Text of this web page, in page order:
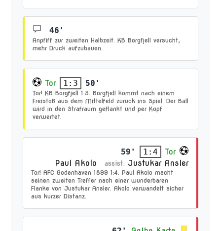
46'
Anpfiff zur zweiten Halbzeit. KB Borgfjell versucht,
mehr Druck aufzubauen.
Tor 1:3 50'
Tor! KB Borgfjell 1:3. Borgfjell kommt nach einem
Freistoß aus dem Mittelfeld zurück ins Spiel. Der Ball
wird in den Strafraum geflankt und per Kopf
verwertet.
59' 1:4
Tor
Paul Akolo
assist: Justukar Ansler
Tor! AFC Godenhaven 1899 1:4. Paul Akolo macht
seinen zweiten Treffer nach einer wunderbaren
Flanke von Justukar Ansler. Akolo verwandelt sicher
aus kurzer Distanz.